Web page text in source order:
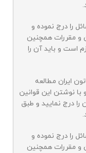
را درج نموده و
و مقررات همچنین
است و باید آن را
ایران مطالعه
نوشتن این قوانین
درج نمایید و طبق
را درج نموده و
و مقررات همچنین